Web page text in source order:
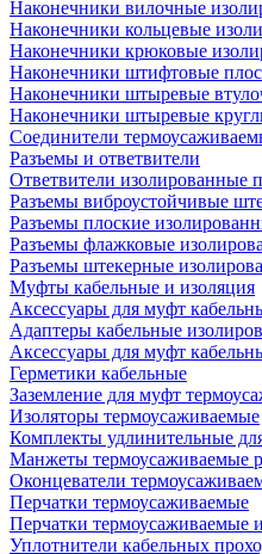
Наконечники вилочные
Наконечники кольцевые
Наконечники крюковые
Наконечники штифтовые
Наконечники штыревые
Наконечники штыревые
Соединители
Разъемы и ответвители
Ответвители изолированные
Разъемы виброустойчивые
Разъемы плоские
Разъемы флажковые
Разъемы штекерные
Муфты кабельные и изоляция
Аксессуары для муфт
Адаптеры кабельные
Аксессуары для муфт
Герметики кабельные
Заземление для муфт
Изоляторы термоусаживаемые
Комплекты удлинительные
Манжеты термоусаживаемые
Оконцеватели
Перчатки термоусаживаемые
Перчатки термоусаживаемые
Уплотнители кабельных